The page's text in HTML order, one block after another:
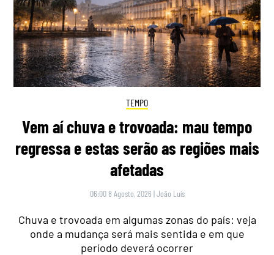
TEMPO
Vem aí chuva e trovoada: mau tempo
regressa e estas serão as regiões mais
afetadas
06:00 8 Agosto, 2026 |João Luís
Chuva e trovoada em algumas zonas do país: veja
onde a mudança será mais sentida e em que
período deverá ocorrer